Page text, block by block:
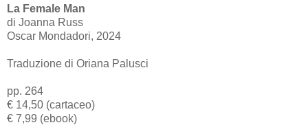
La Female Man
di Joanna Russ
Oscar Mondadori, 2024
Traduzione di Oriana Palusci
pp. 264
€ 14,50 (cartaceo)
€ 7,99 (ebook)